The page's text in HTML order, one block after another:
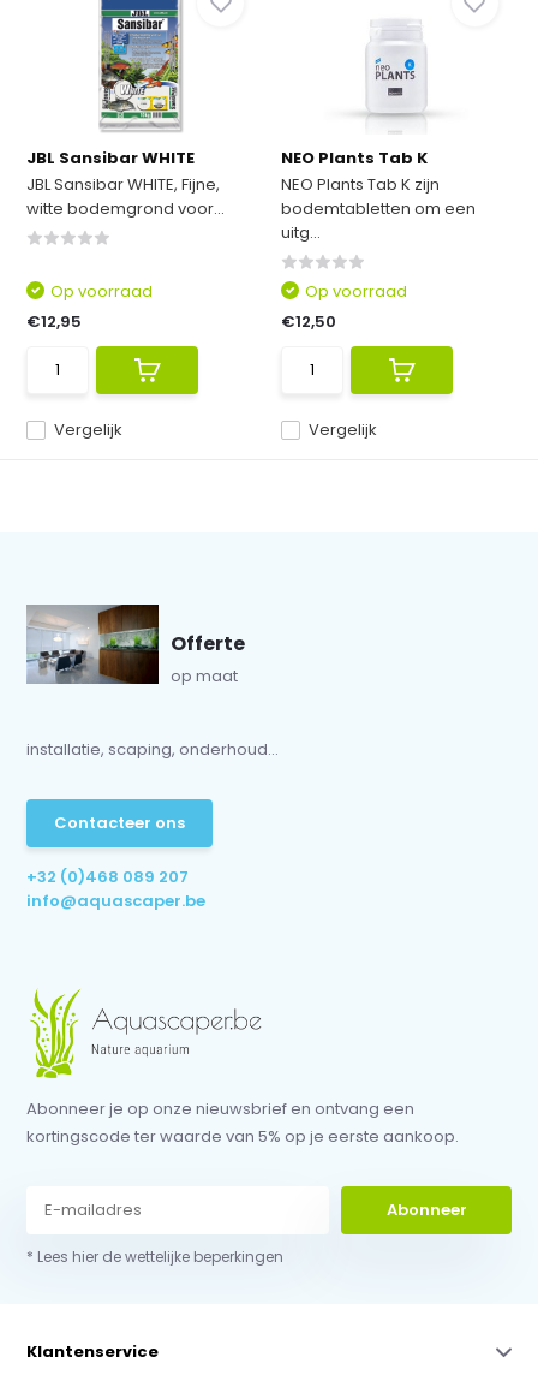
JBL Sansibar WHITE
JBL Sansibar WHITE, Fijne,
witte bodemgrond voor...
Vergelijk
Op voorraad
€12,95
NEO Plants Tab K
NEO Plants Tab K zijn
bodemtabletten om een
uitg...
Vergelijk
Op voorraad
€12,50
Offerte
op maat
installatie, scaping, onderhoud...
Contacteer ons
+32 (0)468 089 207
info@aquascaper.be
Abonneer je op onze nieuwsbrief en ontvang een
kortingscode ter waarde van 5% op je eerste aankoop.
Abonneer
* Lees hier de wettelijke beperkingen
Klantenservice